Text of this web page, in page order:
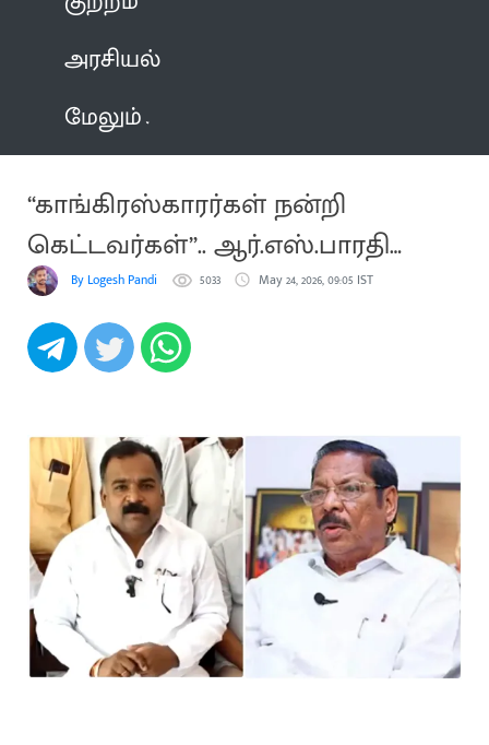
அரசியல்
மேலும்
“காங்கிரஸ்காரர்கள் நன்றி
கெட்டவர்கள்”.. ஆர்.எஸ்.பாரதி
காட்டம்
By Logesh Pandi 5033 May 24, 2026, 09:05 IST